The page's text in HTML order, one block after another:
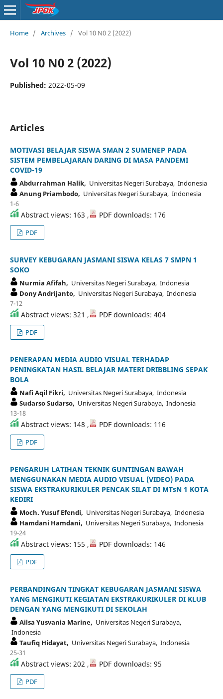
Home / Archives / Vol 10 N0 2 (2022)
Vol 10 N0 2 (2022)
Published: 2022-05-09
Articles
MOTIVASI BELAJAR SISWA SMAN 2 SUMENEP PADA
SISTEM PEMBELAJARAN DARING DI MASA PANDEMI
COVID-19
Abdurrahman Halik, Universitas Negeri Surabaya, Indonesia
Anung Priambodo, Universitas Negeri Surabaya, Indonesia
1-6
Abstract views: 163 , PDF downloads: 176
PDF
SURVEY KEBUGARAN JASMANI SISWA KELAS 7 SMPN 1
SOKO
Nurmia Afifah, Universitas Negeri Surabaya, Indonesia
Dony Andrijanto, Universitas Negeri Surabaya, Indonesia
7-12
Abstract views: 321 , PDF downloads: 404
PDF
PENERAPAN MEDIA AUDIO VISUAL TERHADAP
PENINGKATAN HASIL BELAJAR MATERI DRIBBLING SEPAK
BOLA
Nafi Aqil Fikri, Universitas Negeri Surabaya, Indonesia
Sudarso Sudarso, Universitas Negeri Surabaya, Indonesia
13-18
Abstract views: 148 , PDF downloads: 116
PDF
PENGARUH LATIHAN TEKNIK GUNTINGAN BAWAH
MENGGUNAKAN MEDIA AUDIO VISUAL (VIDEO) PADA
SISWA EKSTRAKURIKULER PENCAK SILAT DI MTsN 1 KOTA
KEDIRI
Moch. Yusuf Efendi, Universitas Negeri Surabaya, Indonesia
Hamdani Hamdani, Universitas Negeri Surabaya, Indonesia
19-24
Abstract views: 155 , PDF downloads: 146
PDF
PERBANDINGAN TINGKAT KEBUGARAN JASMANI SISWA
YANG MENGIKUTI KEGIATAN EKSTRAKURIKULER DI KLUB
DENGAN YANG MENGIKUTI DI SEKOLAH
Ailsa Yusvania Marine, Universitas Negeri Surabaya,
Indonesia
Taufiq Hidayat, Universitas Negeri Surabaya, Indonesia
25-31
Abstract views: 202 , PDF downloads: 95
PDF